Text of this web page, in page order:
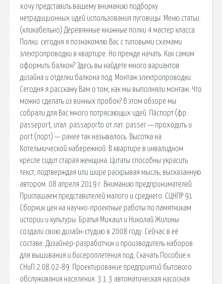
хочу представить вашему вниманию подборку
нетрадиционных идей использования пуговицы. Меню статьи:
(кликабельно) Деревянные книжные полки 4 мастер класса
Полки. cегодня я познакомлю Вас с типовыми схемами
электропроводки в квартире. Но прежде начать. Как самим
оформить балкон? Здесь вы найдете много вариантов
дизайна и отделки балкона под. Монтаж электропроводки.
Сегодня я расскажу Вам о том, как мы выполняли монтаж. Что
можно сделать из винных пробок? В этом обзоре мы
собрали для Вас много потрясающих идей. Па́спорт (фр.
passeport, итал. passaporto от лат. passer — проходить и
port (порт) — ранее так называлось. Высотка на
Котельнической набережной. В квартире в инвалидном
кресле сидит старая женщина. Цитаты способны украсить
текст, подтверждая или шире раскрывая мысль, высказанную
автором. 08 апреля 2019 г. Вниманию предпринимателей
Приглашаем представителей малого и среднего. СЦНПР 91
Сборник цен на научно-проектные работы по памятникам
истории и культуры. Братья Михаил и Николай Жилины
создали свою дизайн-студию в 2008 году. Сейчас в её
составе. Дизайнер-разработчик и производитель наборов
для вышивания и бисероплетения под. Скачать Пособие к
СНиП 2.08.02-89: Проектирование предприятий бытового
обслуживания населения. 3.1.3 автоматическая насосная